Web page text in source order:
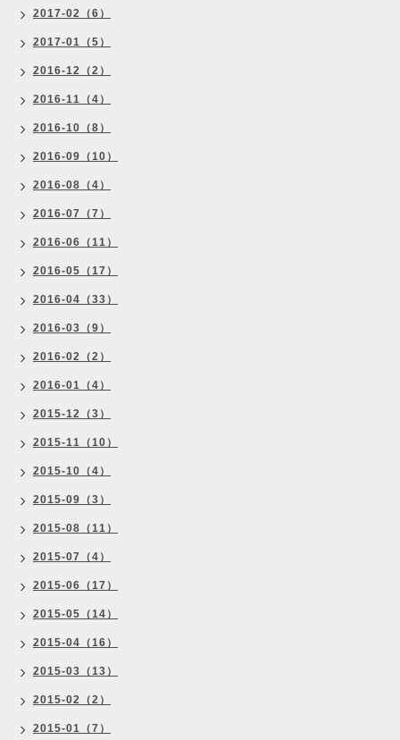
2017-02（6）
2017-01（5）
2016-12（2）
2016-11（4）
2016-10（8）
2016-09（10）
2016-08（4）
2016-07（7）
2016-06（11）
2016-05（17）
2016-04（33）
2016-03（9）
2016-02（2）
2016-01（4）
2015-12（3）
2015-11（10）
2015-10（4）
2015-09（3）
2015-08（11）
2015-07（4）
2015-06（17）
2015-05（14）
2015-04（16）
2015-03（13）
2015-02（2）
2015-01（7）